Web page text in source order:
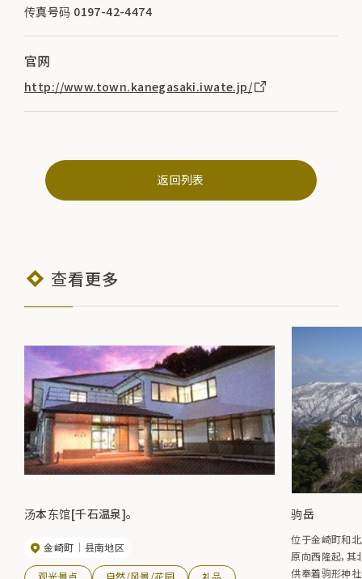
传真号码 0197-42-4474
官网
http://www.town.kanegasaki.iwate.jp/
返回列表
查看更多
汤本东馆[千石温泉]。
金崎町 县南地区
观光景点 自然/风景/花园
礼品
驹岳
位于金崎町和
原向西隆起，
供奉着驹形神